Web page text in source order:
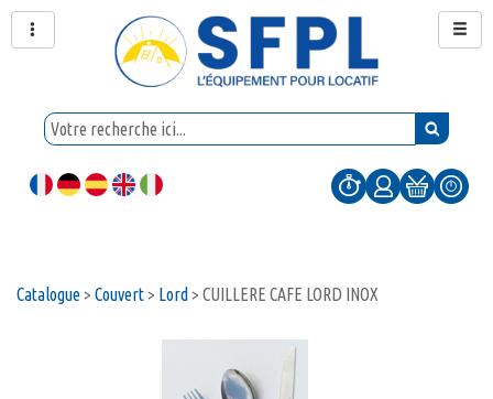
Catalogue> Couvert> Lord > CUILLERE CAFE LORD INOX